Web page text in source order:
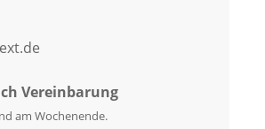
Vereinbarung
am Wochenende.